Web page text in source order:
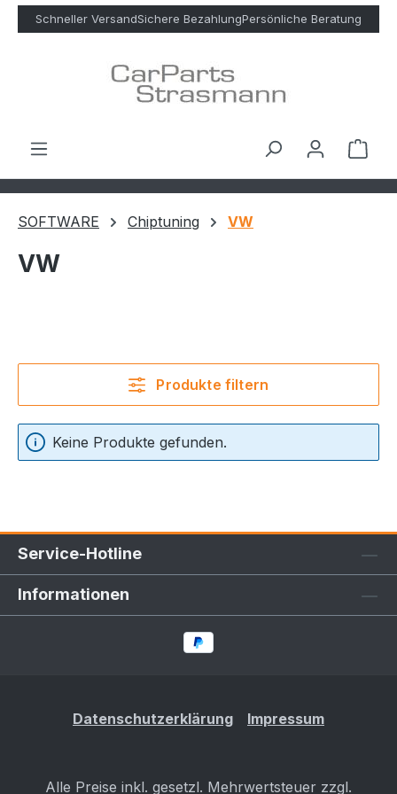
Zum Hauptinhalt springen
Schneller VersandSichere BezahlungPersönliche Beratung
SOFTWARE Chiptuning VW
VW
Produkte filtern
Keine Produkte gefunden.
Service-Hotline
Informationen
Datenschutzerklärung Impressum
Alle Preise inkl. gesetzl. Mehrwertsteuer zzgl.